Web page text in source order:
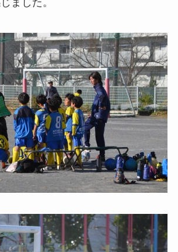
ました。